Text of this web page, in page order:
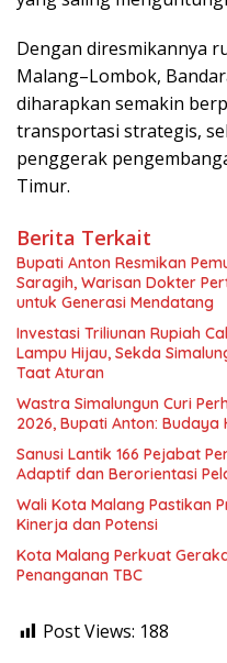
Dengan diresmikannya
Malang–Lombok,
diharapkan semakin
transportasi strategis,
penggerak
Timur.
Berita Terkait
Bupati Anton Resmikan
Saragih, Warisan Dokter
untuk Generasi Mendatang
Investasi Triliunan Rupiah
Lampu Hijau, Sekda
Taat Aturan
Wastra Simalungun Curi
2026, Bupati Anton:
Sanusi Lantik 166 Pejabat
Adaptif dan Berorientasi
Wali Kota Malang Pastikan
Kinerja dan Potensi
Kota Malang Perkuat
Penanganan TBC
Post Views: 188